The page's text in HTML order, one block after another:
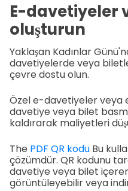
E-davetiyeler
oluşturun
Yaklaşan Kadınlar
davetiyelerde veya
çevre dostu olun.
Özel e-davetiyeler veya
davetiye veya bilet
kaldırarak maliyetleri
The PDF QR kodu Bu
çözümdür. QR kodunu
davetiye veya bilet
görüntüleyebilir veya